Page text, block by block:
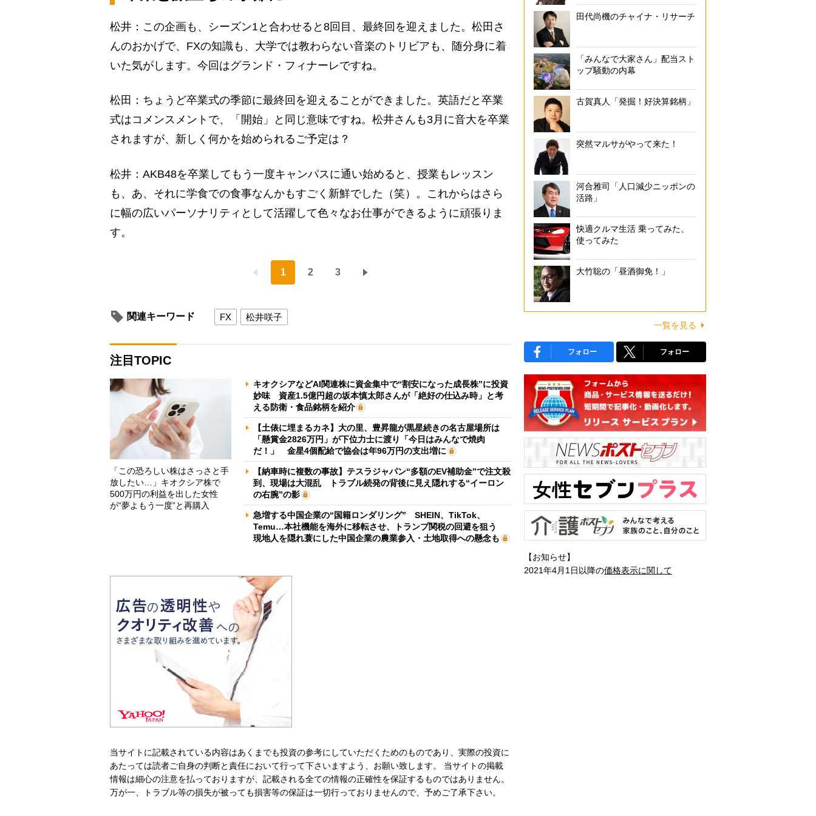
松井：この企画も、シーズン1と合わせると8回目、最終回を迎えました。松田さ
んのおかげで、FXの知識も、大学では教わらない音楽のトリビアも、随分身に着
いた気がします。今回はグランド・フィナーレですね。
松田：ちょうど卒業式の季節に最終回を迎えることができました。英語だと卒業
式はコメンスメントで、「開始」と同じ意味ですね。松井さんも3月に音大を卒業
されますが、新しく何かを始められるご予定は？
松井：AKB48を卒業してもう一度キャンパスに通い始めると、授業もレッスン
も、あ、それに学食での食事なんかもすごく新鮮でした（笑）。これからはさら
に幅の広いパーソナリティとして活躍して色々なお仕事ができるように頑張りま
す。
1 2 3
関連キーワード FX 松井咲子
注目TOPIC
「この恐ろしい株はさっさと手
放したい…」キオクシア株で
500万円の利益を出した女性
が“夢よもう一度”と再購入
キオクシアなどAI関連株に資金集中で“割安になった成長株”に投資
妙味 資産1.5億円超の坂本慎太郎さんが「絶好の仕込み時」と考
える防衛・食品銘柄を紹介
【土俵に埋まるカネ】大の里、豊昇龍が黒星続きの名古屋場所は
「懸賞金2826万円」が下位力士に渡り「今日はみんなで焼肉
だ！」 金星4個配給で協会は年96万円の支出増に
【納車時に複数の事故】テスラジャパン“多額のEV補助金”で注文殺
到、現場は大混乱 トラブル続発の背後に見え隠れする“イーロン
の右腕”の影
急増する中国企業の“国籍ロンダリング” SHEIN、TikTok、
Temu…本社機能を海外に移転させ、トランプ関税の回避を狙う
現地人を隠れ蓑にした中国企業の農業参入・土地取得への懸念も
当サイトに記載されている内容はあくまでも投資の参考にしていただくためのものであり、実際の投資に
あたっては読者ご自身の判断と責任において行って下さいますよう、お願い致します。 当サイトの掲載
情報は細心の注意を払っておりますが、記載される全ての情報の正確性を保証するものではありません。
万が一、トラブル等の損失が被っても損害等の保証は一切行っておりませんので、予めご了承下さい。
田代尚機のチャイナ・リサーチ
「みんなで大家さん」配当スト
ップ騒動の内幕
古賀真人「発掘！好決算銘柄」
突然マルサがやって来た！
河合雅司「人口減少ニッポンの
活路」
快適クルマ生活 乗ってみた、
使ってみた
大竹聡の「昼酒御免！」
一覧を見る
フォロー フォロー
【お知らせ】
2021年4月1日以降の価格表示に関して